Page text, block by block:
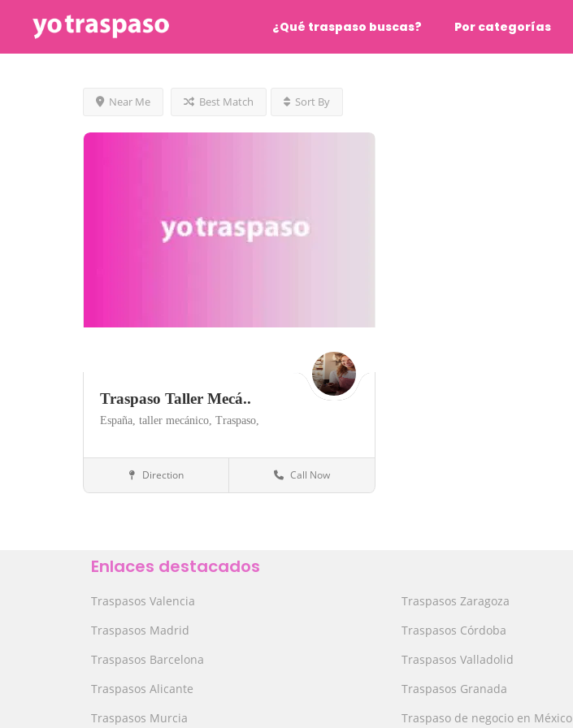
¿Qué traspaso buscas? Por categorías
Near Me Best Match Sort By
Traspaso Taller Mecá..
España, taller mecánico, Traspaso,
Talleres San Vicente del Raspeig
Direction Call Now
Enlaces destacados
Traspasos Valencia
Traspasos Madrid
Traspasos Barcelona
Traspasos Alicante
Traspasos Murcia
Traspasos Zaragoza
Traspasos Córdoba
Traspasos Valladolid
Traspasos Granada
Traspaso de negocio en México